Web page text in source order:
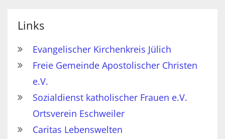
Links
Evangelischer Kirchenkreis Jülich
Freie Gemeinde Apostolischer Christen
e.V.
Sozialdienst katholischer Frauen e.V.
Ortsverein Eschweiler
Caritas Lebenswelten